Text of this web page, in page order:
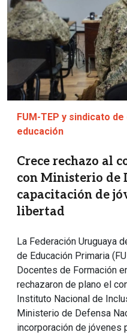
FUM-TEP y sindicato
educación
Crece rechazo al
con Ministerio de
capacitación de
libertad
La Federación Uruguaya
de Educación Primaria
Docentes de Formación
rechazaron de plano el
Instituto Nacional de
Ministerio de Defensa
incorporación de jóvenes